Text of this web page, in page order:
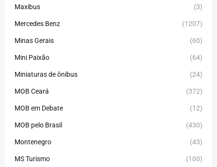
Maxibus (3)
Mercedes Benz (1207)
Minas Gerais (60)
Mini Paixão (64)
Miniaturas de ônibus (24)
MOB Ceará (372)
MOB em Debate (12)
MOB pelo Brasil (430)
Montenegro (43)
MS Turismo (100)